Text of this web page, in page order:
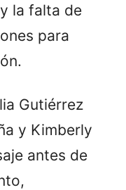
y la falta de
para
Gutiérrez
y Kimberly
antes de